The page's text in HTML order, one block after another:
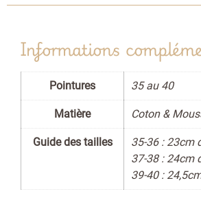
Informations
Pointures 35 au 40
Matière Coton &
Guide des tailles
35-36 : 23cm
37-38 : 24cm
39-40 :